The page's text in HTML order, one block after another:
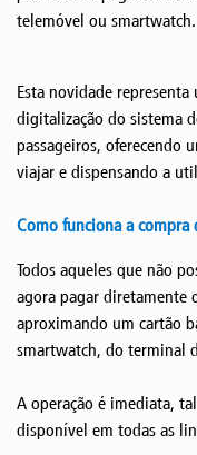
telemóvel ou smartwatch.
Esta novidade
digitalização do sistema
passageiros, oferecendo
viajar e dispensando a
Como funciona a compra
Todos aqueles que não
agora pagar diretamente
aproximando um cartão
smartwatch, do terminal
A operação é imediata,
disponível em todas as